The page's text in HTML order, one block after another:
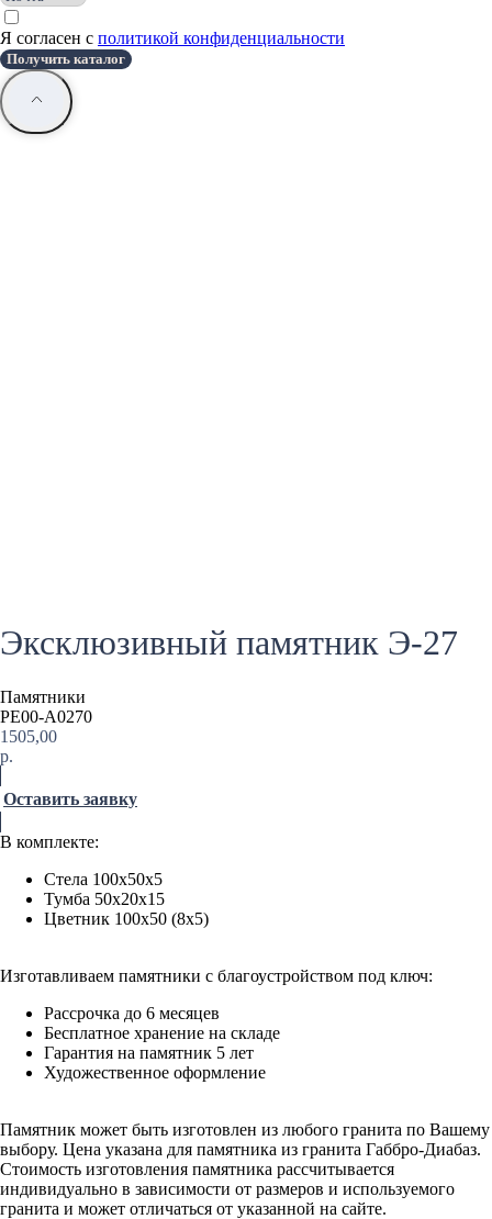
Я согласен с политикой конфиденциальности
Получить каталог
Эксклюзивный памятник Э-27
Памятники
PE00-A0270
1505,00
р.
Оставить заявку
В комплекте:
Стела 100х50х5
Тумба 50х20х15
Цветник 100х50 (8х5)
Изготавливаем памятники с благоустройством под ключ:
Рассрочка до 6 месяцев
Бесплатное хранение на складе
Гарантия на памятник 5 лет
Художественное оформление
Памятник может быть изготовлен из любого гранита по Вашему
выбору. Цена указана для памятника из гранита Габбро-Диабаз.
Стоимость изготовления памятника рассчитывается
индивидуально в зависимости от размеров и используемого
гранита и может отличаться от указанной на сайте.